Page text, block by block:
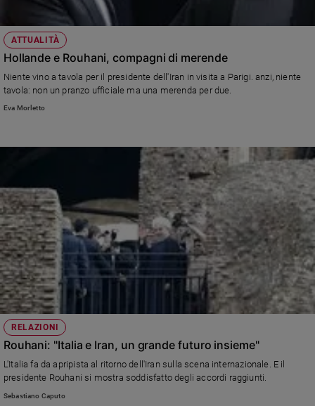
Società
e
valori
Volontariato
di
valore
Caso
della
settimana
Migranti
Diversità
e
inclusione
Costume
Cultura
spettacoli
ATTUALITÀ
Hollande e Rouhani, compagni di merende
Niente vino a tavola per il presidente dell'Iran in visita a Parigi. anzi, niente
tavola: non un pranzo ufficiale ma una merenda per due.
Eva Morletto
RELAZIONI
Rouhani: "Italia e Iran, un grande futuro insieme"
L'Italia fa da apripista al ritorno dell'Iran sulla scena internazionale. E il
presidente Rouhani si mostra soddisfatto degli accordi raggiunti.
Sebastiano Caputo